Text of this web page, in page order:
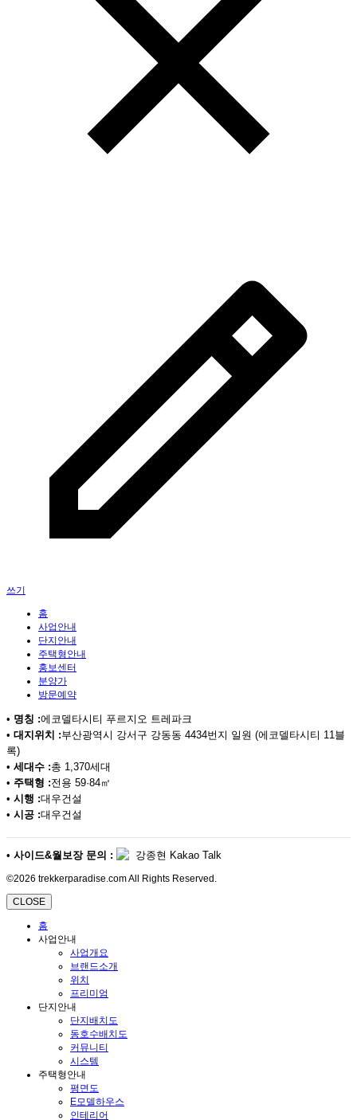
쓰기
홈
사업안내
단지안내
주택형안내
홍보센터
분양가
방문예약
• 명칭 :에코델타시티 푸르지오 트레파크
• 대지위치 :부산광역시 강서구 강동동 4434번지 일원 (에코델타시티 11블
록)
• 세대수 :총 1,370세대
• 주택형 :전용 59·84㎡
• 시행 :대우건설
• 시공 :대우건설
• 사이드&월보장 문의 : 강종현 Kakao Talk
©2026 trekkerparadise.com All Rights Reserved.
CLOSE
홈
사업안내
사업개요
브랜드소개
위치
프리미엄
단지안내
단지배치도
동호수배치도
커뮤니티
시스템
주택형안내
평면도
E모델하우스
인테리어